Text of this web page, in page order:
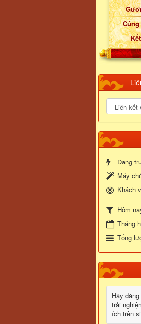
Cúng
Đang
Máy
Khách
Hôm
Tháng
Tổng
Hãy
trải
ích trên